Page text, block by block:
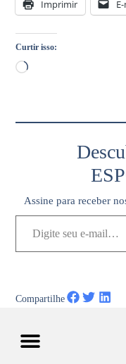
Imprimir
Curtir isso:
Assine para receber
Compartilhe